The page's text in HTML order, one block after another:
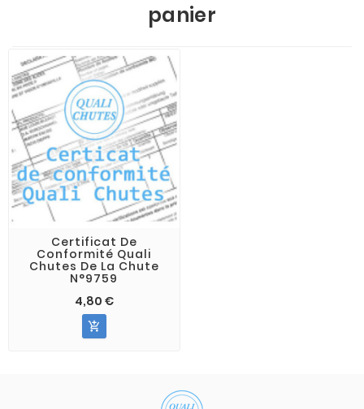
panier
Certificat De
Conformité Quali
Chutes De La Chute
N°9759
4,80 €
